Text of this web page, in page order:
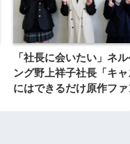
「社長に会いたい」ネ
ング野上祥子社長「キ
にはできるだけ原作フ